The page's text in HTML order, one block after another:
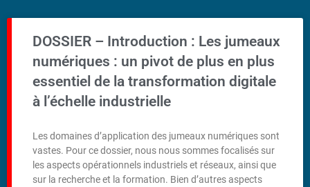
DOSSIER – Introduction : Les jumeaux
numériques : un pivot de plus en plus
essentiel de la transformation digitale
à l’échelle industrielle
Les domaines d’application des jumeaux numériques sont
vastes. Pour ce dossier, nous nous sommes focalisés sur
les aspects opérationnels industriels et réseaux, ainsi que
sur la recherche et la formation. Bien d’autres aspects